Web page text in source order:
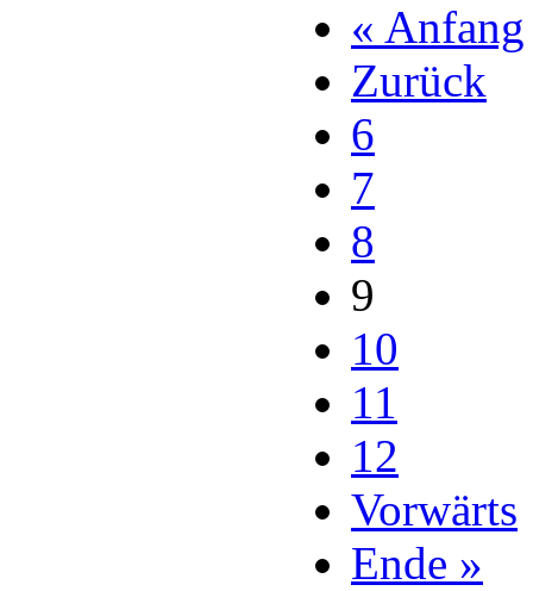
« Anfang
Zurück
6
7
8
9
10
11
12
Vorwärts
Ende »